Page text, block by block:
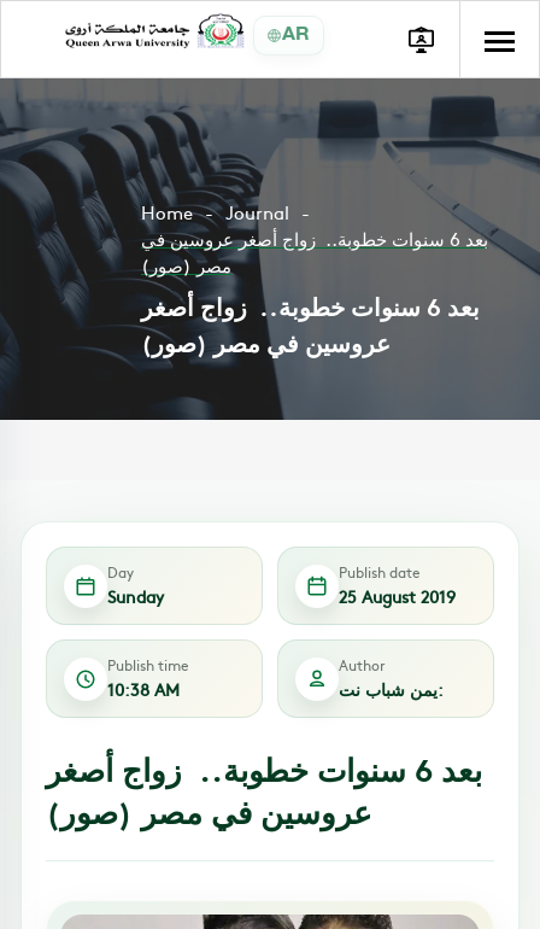
AR
Home
Journal
بعد 6 سنوات خطوبة.. زواج أصغر عروسين في
مصر (صور)
بعد 6 سنوات خطوبة.. زواج أصغر
عروسين في مصر (صور)
Day
Sunday
Publish date
25 August 2019
Publish time
10:38 AM
Author
يمن شباب نت:
بعد 6 سنوات خطوبة.. زواج أصغر
عروسين في مصر (صور)